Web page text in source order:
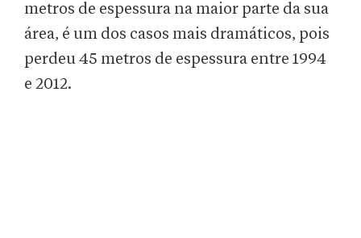
metros de espessura na maior parte da sua
área, é um dos casos mais dramáticos, pois
perdeu 45 metros de espessura entre 1994
e 2012.